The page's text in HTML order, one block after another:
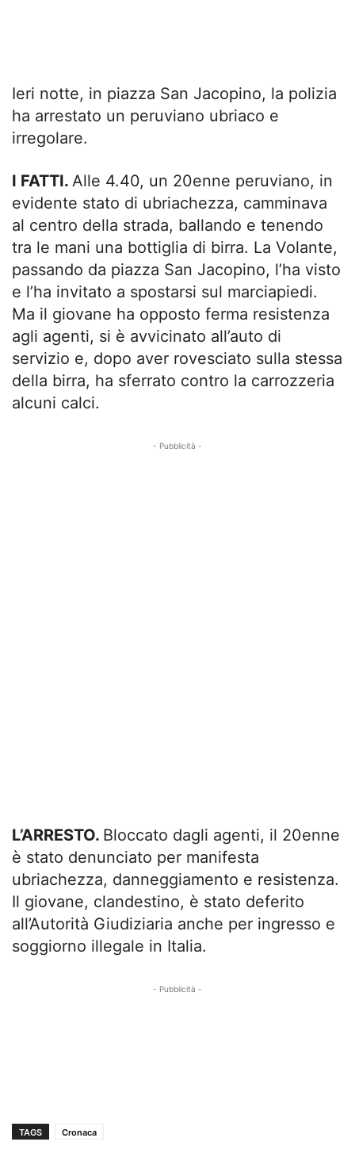
Ieri notte, in piazza San Jacopino, la polizia
ha arrestato un peruviano ubriaco e
irregolare.
I FATTI. Alle 4.40, un 20enne peruviano, in
evidente stato di ubriachezza, camminava
al centro della strada, ballando e tenendo
tra le mani una bottiglia di birra. La Volante,
passando da piazza San Jacopino, l’ha visto
e l’ha invitato a spostarsi sul marciapiedi.
Ma il giovane ha opposto ferma resistenza
agli agenti, si è avvicinato all’auto di
servizio e, dopo aver rovesciato sulla stessa
della birra, ha sferrato contro la carrozzeria
alcuni calci.
- Pubblicità -
L’ARRESTO. Bloccato dagli agenti, il 20enne
è stato denunciato per manifesta
ubriachezza, danneggiamento e resistenza.
Il giovane, clandestino, è stato deferito
all’Autorità Giudiziaria anche per ingresso e
soggiorno illegale in Italia.
- Pubblicità -
TAGS Cronaca